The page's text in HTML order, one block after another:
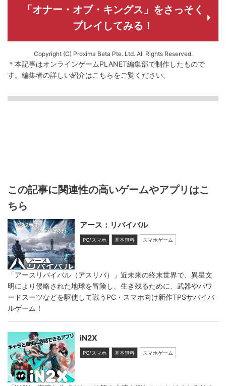
「オナー・オブ・キングス」をさっそく
プレイしてみる！
Copyright (C) Proxima Beta Pte. Ltd. All Rights Reserved.
＊本記事はオンラインゲームPLANET編集部で制作したもので
す。 編集者の詳しい紹介はこちらをご覧ください。
この記事に関連性の高いゲームやアプリはこ
ちら
アース：リバイバル
PC/スマホ 基本無料 スマホゲーム
「アースリバイバル（アスリバ）」近未来の終末世界で、異星文
明により侵略された地球を冒険し、生き残るために、武器やパワ
ードスーツなどを駆使して戦うPC・スマホ向け新作TPSサバイバ
ルゲーム！
iN2X
PC/スマホ 基本無料 スマホゲーム